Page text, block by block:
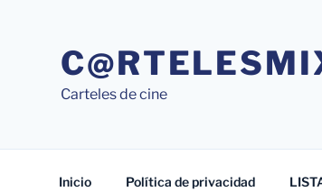
Carteles de cine
Inicio Política de privacidad